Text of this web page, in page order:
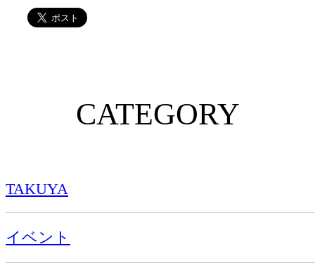
CATEGORY
TAKUYA
イベント